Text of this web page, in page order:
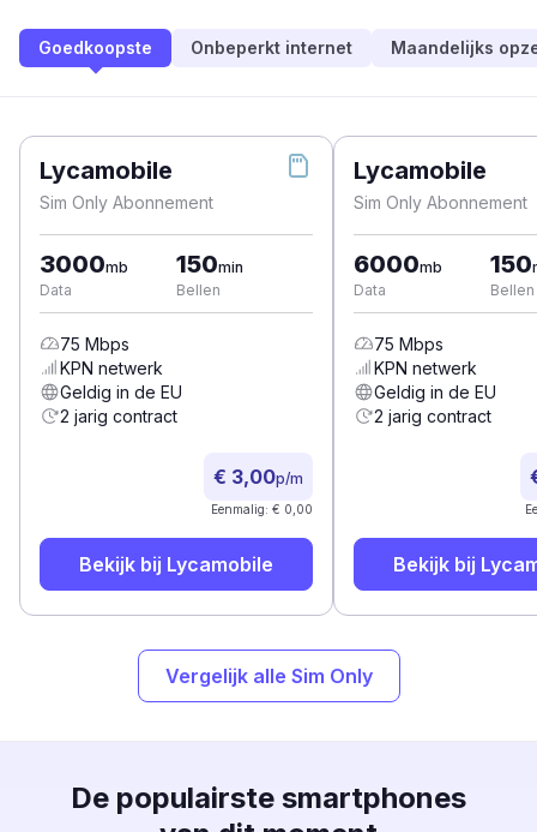
Goedkoopste Onbeperkt internet Maandelijks
Lycamobile
Sim Only Abonnement
3000mb
Data
150min
Bellen
75 Mbps
KPN netwerk
Geldig in de EU
2 jarig contract
€ 3,00p/m
Eenmalig: € 0,00
Bekijk bij Lycamobile
Lycamobile
Sim Only Abonnement
6000mb
Data
150
Bellen
75 Mbps
KPN netwerk
Geldig in de EU
2 jarig contract
Bekijk bij
Vergelijk alle Sim Only
De populairste smartphones